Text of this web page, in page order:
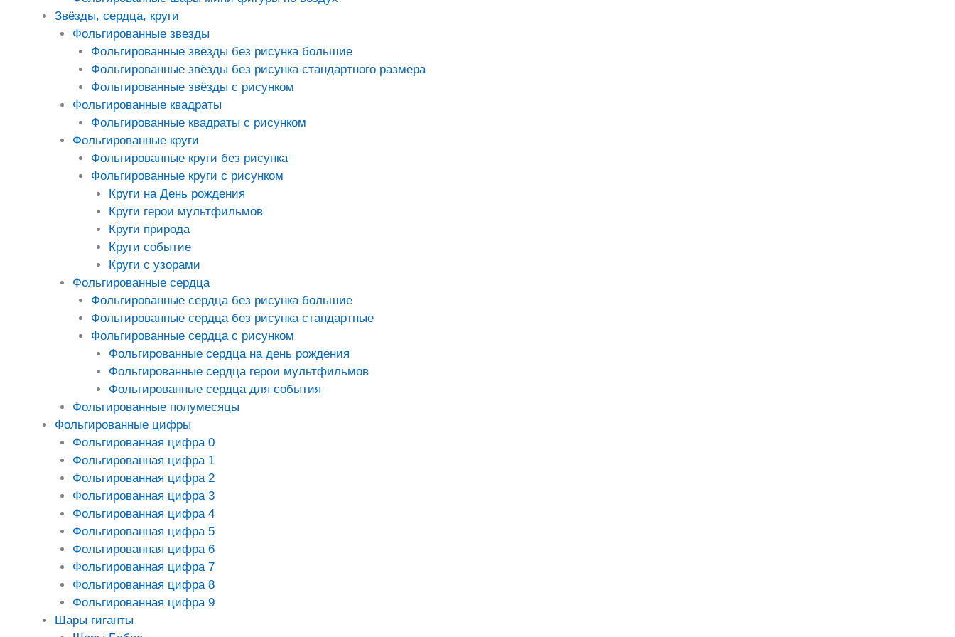
Звёзды, сердца, круги
Фольгированные звезды
Фольгированные звёзды без рисунка большие
Фольгированные звёзды без рисунка стандартного размера
Фольгированные звёзды с рисунком
Фольгированные квадраты
Фольгированные квадраты с рисунком
Фольгированные круги
Фольгированные круги без рисунка
Фольгированные круги с рисунком
Круги на День рождения
Круги герои мультфильмов
Круги природа
Круги событие
Круги с узорами
Фольгированные сердца
Фольгированные сердца без рисунка большие
Фольгированные сердца без рисунка стандартные
Фольгированные сердца с рисунком
Фольгированные сердца на день рождения
Фольгированные сердца герои мультфильмов
Фольгированные сердца для события
Фольгированные полумесяцы
Фольгированные цифры
Фольгированная цифра 0
Фольгированная цифра 1
Фольгированная цифра 2
Фольгированная цифра 3
Фольгированная цифра 4
Фольгированная цифра 5
Фольгированная цифра 6
Фольгированная цифра 7
Фольгированная цифра 8
Фольгированная цифра 9
Шары гиганты